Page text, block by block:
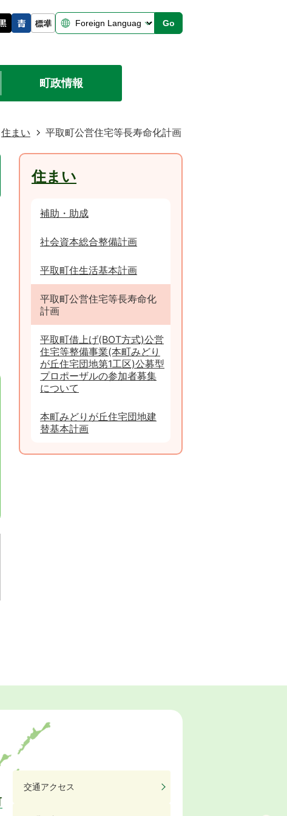
Go
町政情報
住まい 平取町公営住宅等長寿命化計画
住まい
補助・助成
社会資本総合整備計画
平取町住生活基本計画
平取町公営住宅等長寿命化
計画
平取町借上げ(BOT方式)公営
住宅等整備事業(本町みどり
が丘住宅団地第1工区)公募型
プロポーザルの参加者募集
について
本町みどりが丘住宅団地建
替基本計画
交通アクセス